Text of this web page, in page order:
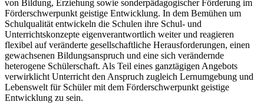
von Bildung, Erziehung sowie sonderpädagogischer Förderung im
Förderschwerpunkt geistige Entwicklung. In dem Bemühen um
Schulqualität entwickeln die Schulen ihre Schul- und
Unterrichtskonzepte eigenverantwortlich weiter und reagieren
flexibel auf veränderte gesellschaftliche Herausforderungen, einen
gewachsenen Bildungsanspruch und eine sich verändernde
heterogene Schülerschaft. Als Teil eines ganztägigen Angebots
verwirklicht Unterricht den Anspruch zugleich Lernumgebung und
Lebenswelt für Schüler mit dem Förderschwerpunkt geistige
Entwicklung zu sein.